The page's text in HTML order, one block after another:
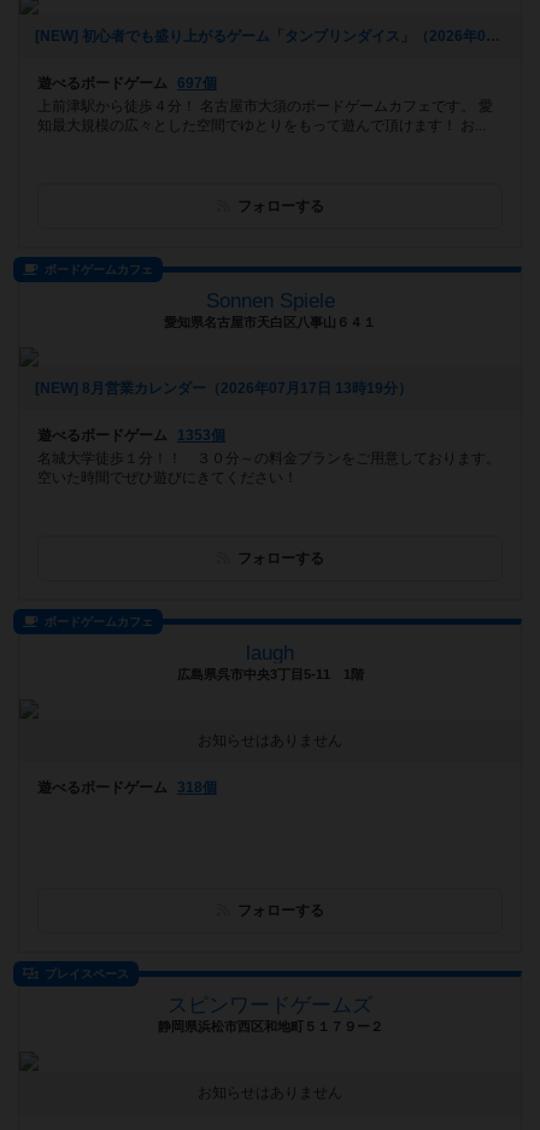
[NEW] 初心者でも盛り上がるゲーム「タンブリンダイス」（2026年07月17日 14時05分）
遊べるボードゲーム
697個
上前津駅から徒歩４分！ 名古屋市大須のボードゲームカフェです。 愛
知最大規模の広々とした空間でゆとりをもって遊んで頂けます！ お...
フォローする
ボードゲームカフェ
Sonnen Spiele
愛知県名古屋市天白区八事山６４１
[NEW] 8月営業カレンダー（2026年07月17日 13時19分）
遊べるボードゲーム
1353個
名城大学徒歩１分！！ ３０分～の料金プランをご用意しております。
空いた時間でぜひ遊びにきてください！
フォローする
ボードゲームカフェ
laugh
広島県呉市中央3丁目5-11 1階
お知らせはありません
遊べるボードゲーム 318個
フォローする
プレイスペース
スピンワードゲームズ
静岡県浜松市西区和地町５１７９ー２
お知らせはありません